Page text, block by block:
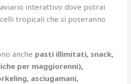
aviario interattivo dove potrai
tropicali che si poseranno
anche pasti illimitati, snack,
per maggiorenni),
asciugamani,